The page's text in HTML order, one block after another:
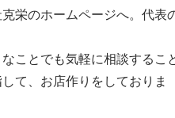
栄のホームページへ。代表
ことでも気軽に相談するこ
て、お店作りをしておりま